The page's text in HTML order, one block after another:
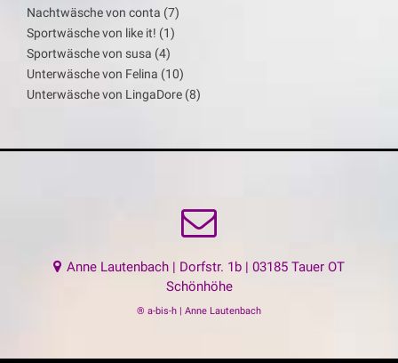
Nachtwäsche von conta (7)
Sportwäsche von like it! (1)
Sportwäsche von susa (4)
Unterwäsche von Felina (10)
Unterwäsche von LingaDore (8)
Anne Lautenbach | Dorfstr. 1b | 03185 Tauer OT
Schönhöhe
® a-bis-h | Anne Lautenbach